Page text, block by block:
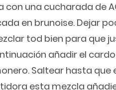
con una cucharada de
en brunoise. Dejar
tod bien para que
añadir el
Saltear hasta que
esta mezcla